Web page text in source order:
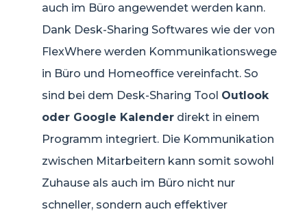
auch im Büro angewendet werden kann.
Dank Desk-Sharing Softwares wie der von
FlexWhere werden Kommunikationswege
in Büro und Homeoffice vereinfacht. So
sind bei dem Desk-Sharing Tool Outlook
oder Google Kalender direkt in einem
Programm integriert. Die Kommunikation
zwischen Mitarbeitern kann somit sowohl
Zuhause als auch im Büro nicht nur
schneller, sondern auch effektiver